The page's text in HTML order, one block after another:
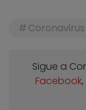
Coronavirus
Sigue a
Facebook,